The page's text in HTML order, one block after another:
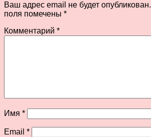
Ваш адрес email не будет опубликован.
поля помечены *
Комментарий *
Имя *
Email *